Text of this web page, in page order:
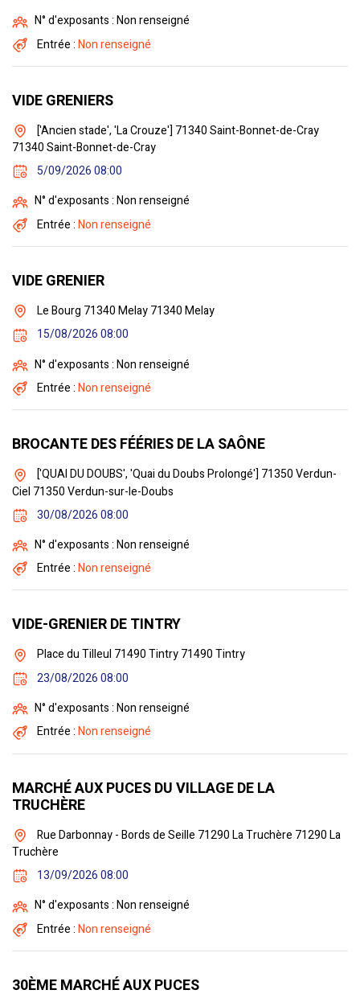
N° d'exposants : Non renseigné
Entrée :Non renseigné
VIDE GRENIERS
['Ancien stade', 'La Crouze'] 71340 Saint-Bonnet-de-Cray
71340 Saint-Bonnet-de-Cray
5/09/2026 08:00
N° d'exposants : Non renseigné
Entrée :Non renseigné
VIDE GRENIER
Le Bourg 71340 Melay 71340 Melay
15/08/2026 08:00
N° d'exposants : Non renseigné
Entrée :Non renseigné
BROCANTE DES FÉÉRIES DE LA SAÔNE
['QUAI DU DOUBS', 'Quai du Doubs Prolongé'] 71350 Verdun-
Ciel 71350 Verdun-sur-le-Doubs
30/08/2026 08:00
N° d'exposants : Non renseigné
Entrée :Non renseigné
VIDE-GRENIER DE TINTRY
Place du Tilleul 71490 Tintry 71490 Tintry
23/08/2026 08:00
N° d'exposants : Non renseigné
Entrée :Non renseigné
MARCHÉ AUX PUCES DU VILLAGE DE LA
TRUCHÈRE
Rue Darbonnay - Bords de Seille 71290 La Truchère 71290 La
Truchère
13/09/2026 08:00
N° d'exposants : Non renseigné
Entrée :Non renseigné
30ÈME MARCHÉ AUX PUCES